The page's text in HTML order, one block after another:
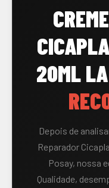
20ML
Depois de
Reparador
Posay, nossa
Qualidade,